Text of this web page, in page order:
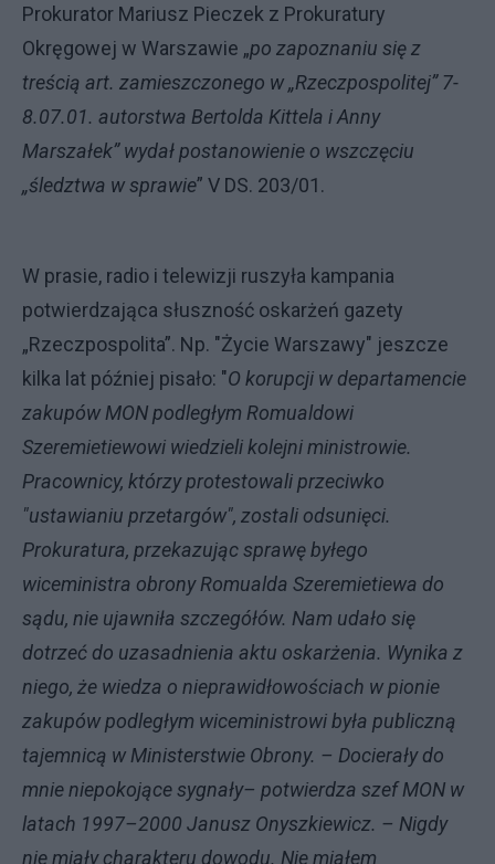
Prokurator Mariusz Pieczek z Prokuratury
Okręgowej w Warszawie „po zapoznaniu się z
treścią art. zamieszczonego w „Rzeczpospolitej” 7-
8.07.01. autorstwa Bertolda Kittela i Anny
Marszałek” wydał postanowienie o wszczęciu
„śledztwa w sprawie” V DS. 203/01.
W prasie, radio i telewizji ruszyła kampania
potwierdzająca słuszność oskarżeń gazety
„Rzeczpospolita”. Np. "Życie Warszawy" jeszcze
kilka lat później pisało: "O korupcji w departamencie
zakupów MON podległym Romualdowi
Szeremietiewowi wiedzieli kolejni ministrowie.
Pracownicy, którzy protestowali przeciwko
"ustawianiu przetargów", zostali odsunięci.
Prokuratura, przekazując sprawę byłego
wiceministra obrony Romualda Szeremietiewa do
sądu, nie ujawniła szczegółów. Nam udało się
dotrzeć do uzasadnienia aktu oskarżenia. Wynika z
niego, że wiedza o nieprawidłowościach w pionie
zakupów podległym wiceministrowi była publiczną
tajemnicą w Ministerstwie Obrony. – Docierały do
mnie niepokojące sygnały– potwierdza szef MON w
latach 1997–2000 Janusz Onyszkiewicz. – Nigdy
nie miały charakteru dowodu. Nie miałem